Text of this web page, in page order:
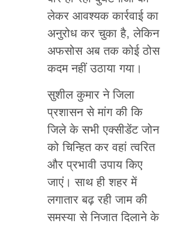
लेकर आवश्यक कार्रवाई का
अनुरोध कर चुका है, लेकिन
अफसोस अब तक कोई ठोस
कदम नहीं उठाया गया।
सुशील कुमार ने जिला
प्रशासन से मांग की कि
जिले के सभी एक्सीडेंट जोन
को चिन्हित कर वहां त्वरित
और प्रभावी उपाय किए
जाएं। साथ ही शहर में
लगातार बढ़ रही जाम की
समस्या से निजात दिलाने के